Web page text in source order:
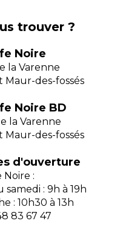
trouver ?
Noire
la Varenne
Maur-des-fossés
Noire BD
la Varenne
Maur-des-fossés
d'ouverture
Noire :
samedi : 9h à 19h
: 10h30 à 13h
83 67 47